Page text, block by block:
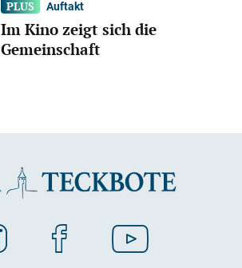
Auftakt
Im Kino zeigt sich die
Gemeinschaft